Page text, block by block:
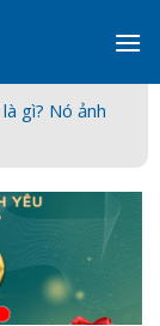
gì? Nó ảnh